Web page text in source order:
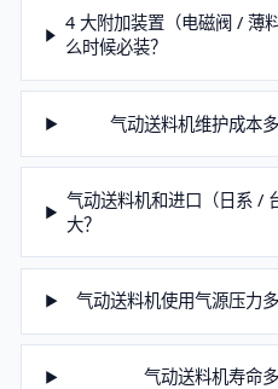
4 大附加装置（电磁阀 / 薄
么时候必装？
气动送料机维护成本
气动送料机和进口（日系 /
大？
气动送料机使用气源压力
气动送料机寿命